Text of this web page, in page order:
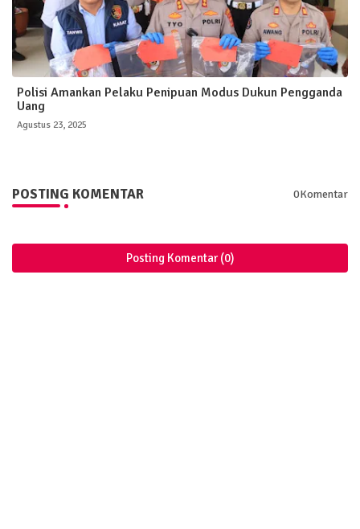
Polisi Amankan Pelaku Penipuan Modus Dukun Pengganda
Uang
Agustus 23, 2025
POSTING KOMENTAR 0Komentar
Posting Komentar (0)